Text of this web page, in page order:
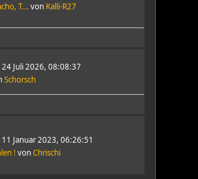
T... von Kalli-R27
24 Juli 2026, 08:08:37
Schorsch
11 Januar 2023, 06:26:51
! von Chrischi